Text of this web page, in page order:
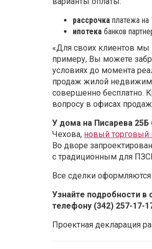
рассрочка платежа
ипотека банков
«Для своих клиентов
примеру, Вы можете
условиях до момента
продаж жилой
совершенно бесплатно.
вопросу в офисах
У дома на Писарева 25Б
Чехова, новый торговый
Во дворе
с традиционным для
Все сделки оформляются
Узнайте подробности в
телефону (342) 257-17-
Проектная декларация